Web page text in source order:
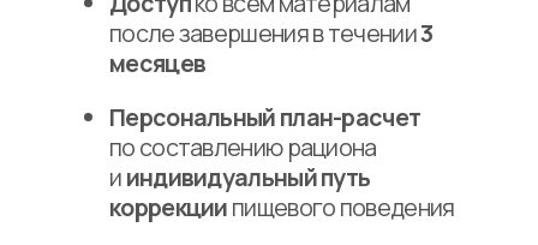
Оплата вбеспроцентную
рассрочку от банка на срок
до 12 месяцев
в группе
о работе
Отзывы